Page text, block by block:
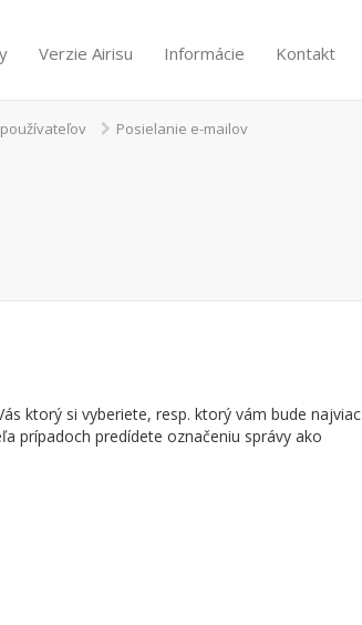
Verzie Airisu Informácie Kontakt
Posielanie e-mailov
ktorý si vyberiete, resp. ktorý vám bude najviac
prípadoch predídete označeniu správy ako